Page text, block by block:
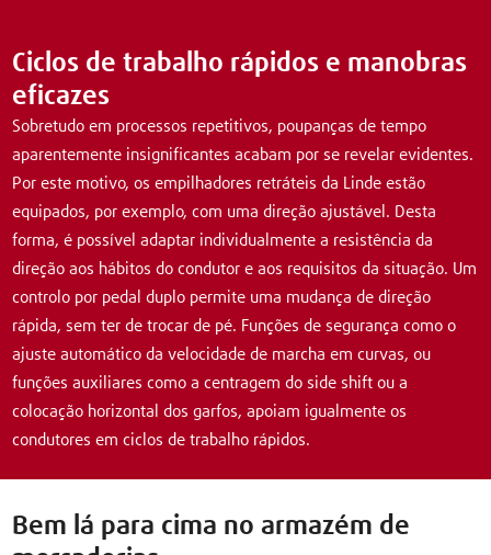
Ciclos de trabalho rápidos e manobras
eficazes
Sobretudo em processos repetitivos, poupanças de tempo
aparentemente insignificantes acabam por se revelar evidentes.
Por este motivo, os empilhadores retráteis da Linde estão
equipados, por exemplo, com uma direção ajustável. Desta
forma, é possível adaptar individualmente a resistência da
direção aos hábitos do condutor e aos requisitos da situação. Um
controlo por pedal duplo permite uma mudança de direção
rápida, sem ter de trocar de pé. Funções de segurança como o
ajuste automático da velocidade de marcha em curvas, ou
funções auxiliares como a centragem do side shift ou a
colocação horizontal dos garfos, apoiam igualmente os
condutores em ciclos de trabalho rápidos.
Bem lá para cima no armazém de